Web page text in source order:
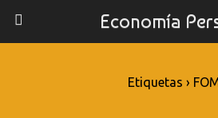
Economía
Etiquetas ›